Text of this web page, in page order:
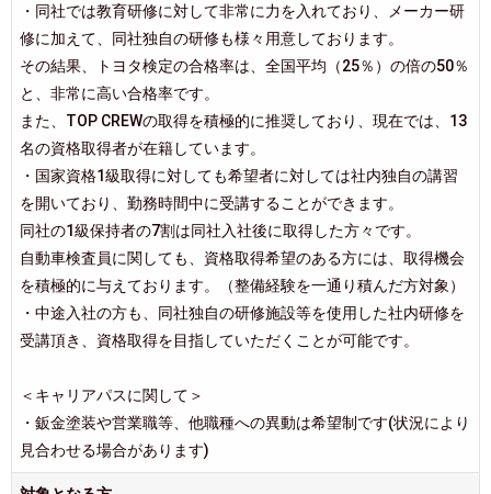
・同社では教育研修に対して非常に力を入れており、メーカー研
修に加えて、同社独自の研修も様々用意しております。
その結果、トヨタ検定の合格率は、全国平均（25％）の倍の50％
と、非常に高い合格率です。
また、TOP CREWの取得を積極的に推奨しており、現在では、13
名の資格取得者が在籍しています。
・国家資格1級取得に対しても希望者に対しては社内独自の講習
を開いており、勤務時間中に受講することができます。
同社の1級保持者の7割は同社入社後に取得した方々です。
自動車検査員に関しても、資格取得希望のある方には、取得機会
を積極的に与えております。（整備経験を一通り積んだ方対象）
・中途入社の方も、同社独自の研修施設等を使用した社内研修を
受講頂き、資格取得を目指していただくことが可能です。
＜キャリアパスに関して＞
・鈑金塗装や営業職等、他職種への異動は希望制です(状況により
見合わせる場合があります)